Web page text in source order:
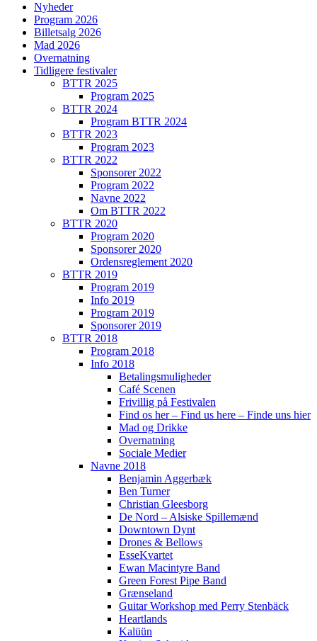
Nyheder
Program 2026
Billetsalg 2026
Mad 2026
Overnatning
Tidligere festivaler
BTTR 2025
Program 2025
BTTR 2024
Program BTTR 2024
BTTR 2023
Program 2023
BTTR 2022
Sponsorer 2022
Program 2022
Navne 2022
Om BTTR 2022
BTTR 2020
Program 2020
Sponsorer 2020
Ordensreglement 2020
BTTR 2019
Program 2019
Info 2019
Program 2019
Sponsorer 2019
BTTR 2018
Program 2018
Info 2018
Betalingsmuligheder
Café Scenen
Frivillig på Festivalen
Find os her – Find us here – Finde uns hier
Mad og Drikke
Overnatning
Sociale Medier
Navne 2018
Benjamin Aggerbæk
Ben Turner
Christian Gleesborg
De Nord – Alsiske Spillemænd
Downtown Dynt
Drones & Bellows
EsseKvartet
Ewan Macintyre Band
Green Forest Pipe Band
Grænseland
Guitar Workshop med Perry Stenbäck
Heartlands
Kalüün